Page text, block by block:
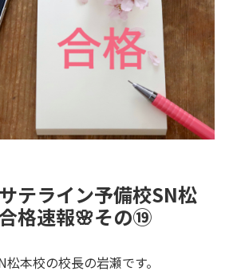
サテライン予備校SN松
格速報🌸その⑲
本校の校長の岩瀬です。